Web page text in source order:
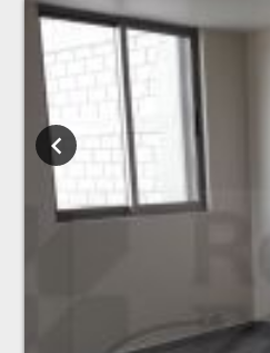
chevron_left